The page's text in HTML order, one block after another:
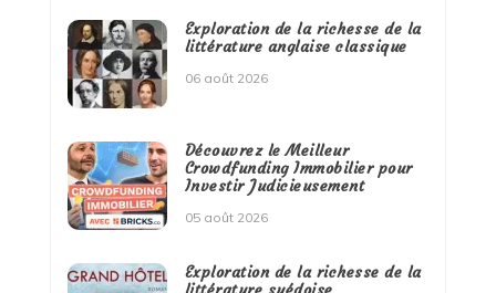
Exploration de la richesse de la
littérature anglaise classique
06 août 2026
Découvrez le Meilleur
Crowdfunding Immobilier pour
Investir Judicieusement
05 août 2026
Exploration de la richesse de la